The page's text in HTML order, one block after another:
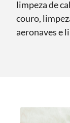
limpeza de
couro,
aeronaves e